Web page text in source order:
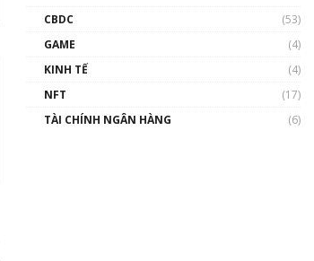
CBDC
(53)
GAME
(4)
KINH TẾ
(4)
NFT
(17)
TÀI CHÍNH NGÂN HÀNG
(6)